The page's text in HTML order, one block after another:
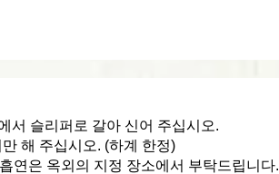
서 슬리퍼로 갈아 신어 주십시오.
해 주십시오. (하계 한정)
연은 옥외의 지정 장소에서 부탁드립니다.